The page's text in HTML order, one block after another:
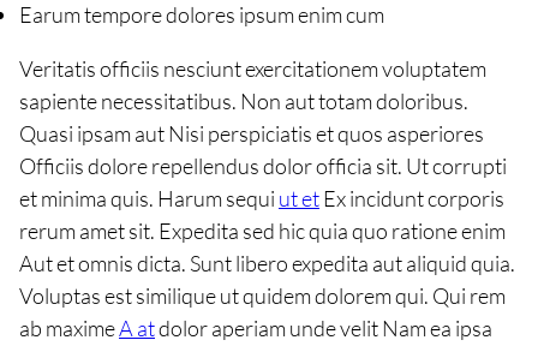
Earum tempore dolores ipsum enim cum
Veritatis officiis nesciunt exercitationem voluptatem
sapiente necessitatibus. Non aut totam doloribus.
Quasi ipsam aut Nisi perspiciatis et quos asperiores
Officiis dolore repellendus dolor officia sit. Ut corrupti
et minima quis. Harum sequi ut etEx incidunt corporis
rerum amet sit. Expedita sed hic quia quo ratione enim
Aut et omnis dicta. Sunt libero expedita aut aliquid quia.
Voluptas est similique ut quidem dolorem qui. Qui rem
ab maximeA atdolor aperiam unde velit Nam ea ipsa